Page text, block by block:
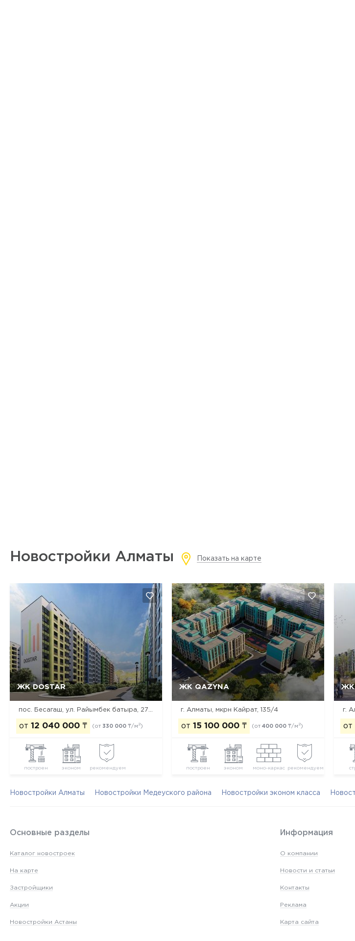
Новостройки Алматы Показать на карте
ЖК DOSTAR
от 12 040 000 ₸ (от 330 000 ₸/м2)
построен эконом рекомендуем
Да, удалить Отмена ЖК QAZYNA
г. Алматы, мкрн Кайрат, 135/4
от 15 100 000 ₸ (от 400 000 ₸/м2)
построен эконом моно-каркас рекомендуем
Да, удалить Отмена ЖК
г.
от
Новостройки Алматы Новостройки Медеуского района Новостройки эконом класса
Основные разделы
Каталог новостроек
На карте
Застройщики
Акции
Новостройки Астаны
Информация
О компании
Новости и статьи
Контакты
Реклама
Карта сайта